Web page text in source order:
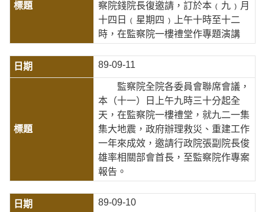
察院錢院長復邀請，訂於本﹙九﹚月
十四日﹙星期四﹚上午十時至十二
時，在監察院一樓禮堂作專題演講
89-09-11
監察院全院各委員會聯席會議，
本（十一）日上午九時三十分起全
天，在監察院一樓禮堂，就九二一集
集大地震，政府辦理救災、重建工作
一年來成效，邀請行政院張副院長俊
雄率相關部會首長，至監察院作專案
報告。
89-09-10